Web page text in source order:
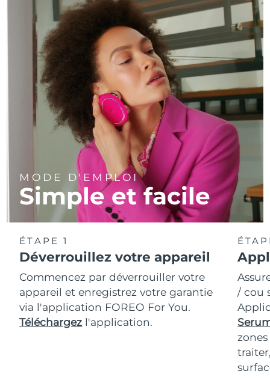
MODE D'EMPLOI
Simple et facile
ÉTAPE 1
Déverrouillez votre appareil
Commencez par déverrouiller votre
appareil et enregistrez votre garantie
via l'application FOREO For You.
Téléchargez l'application.
/ cou